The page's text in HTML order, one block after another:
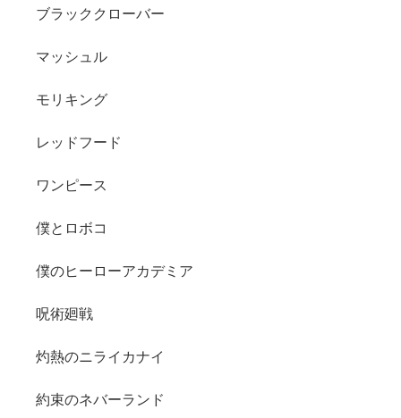
ブラッククローバー
マッシュル
モリキング
レッドフード
ワンピース
僕とロボコ
僕のヒーローアカデミア
呪術廻戦
灼熱のニライカナイ
約束のネバーランド